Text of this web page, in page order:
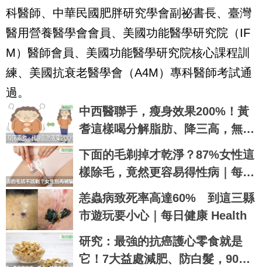
科醫師、中華民國肥胖研究學會副祕書長、臺灣
醫用營養醫學會會員、美國功能醫學研究院（IF
M）醫師會員、美國功能醫學研究院核心課程訓
練、美國抗衰老醫學會（A4M）專科醫師考試通
過。
中西醫聯手，瘦身效果200%！黃
耆這樣喝分解脂肪、降三高，無病
一身輕｜每日健康 Health
下面的毛剃掉才乾淨？87%女性這
樣除毛，竟然更容易得性病｜每日
健康 Health
恙蟲病致死率高達60% 到這三縣
市遊玩要小心｜每日健康 Health
研究：最強的抗癌護心零食就是
它！7大益處減肥、防白髮，90%